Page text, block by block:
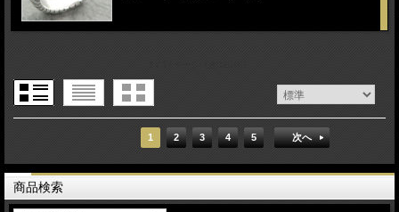
1 2 3 4 5 次へ
商品検索